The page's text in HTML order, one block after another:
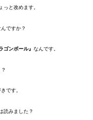
っと改めます。
ですか？
ゴンボール』 なんです。
です。
読みました？